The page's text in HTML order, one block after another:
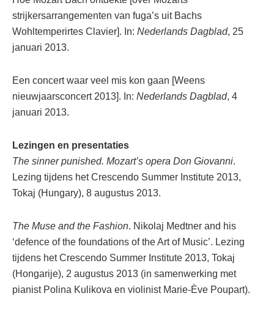
strijkersarrangementen van fuga’s uit Bachs
Wohltemperirtes Clavier]. In: Nederlands Dagblad, 25
januari 2013.
Een concert waar veel mis kon gaan [Weens
nieuwjaarsconcert 2013]. In: Nederlands Dagblad, 4
januari 2013.
Lezingen en presentaties
The sinner punished. Mozart’s opera Don Giovanni.
Lezing tijdens het Crescendo Summer Institute 2013,
Tokaj (Hungary), 8 augustus 2013.
The Muse and the Fashion. Nikolaj Medtner and his
‘defence of the foundations of the Art of Music’. Lezing
tijdens het Crescendo Summer Institute 2013, Tokaj
(Hongarije), 2 augustus 2013 (in samenwerking met
pianist Polina Kulikova en violinist Marie-Ève Poupart).